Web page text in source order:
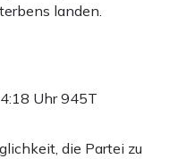
landen.
Uhr945T
die Partei zu